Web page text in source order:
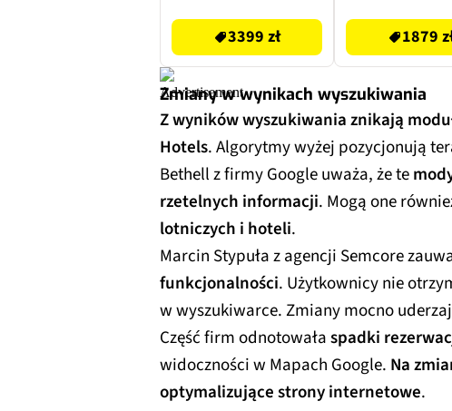
3399 zł 1879
Zmiany w wynikach wyszukiwania
Z wyników wyszukiwania znikają
Hotels. Algorytmy wyżej pozycjonują
Bethell z firmy Google uważa, że te
rzetelnych informacji. Mogą one
lotniczych i hoteli.
Marcin Stypuła z agencji Semcore
funkcjonalności. Użytkownicy nie
w wyszukiwarce. Zmiany mocno
Część firm odnotowałaspadki
widoczności w Mapach Google. Na
optymalizujące strony internetowe.